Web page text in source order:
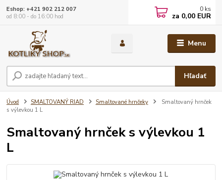
Menu
Hľadať
Eshop: +421 902 212 007
od 8:00 - do 16:00 hod
0 ks
za 0,00 EUR
Úvod SMALTOVANÝ RIAD Smaltované hrnčeky
Smaltovaný hrnček
s výlevkou 1 L
Smaltovaný hrnček s výlevkou 1
L